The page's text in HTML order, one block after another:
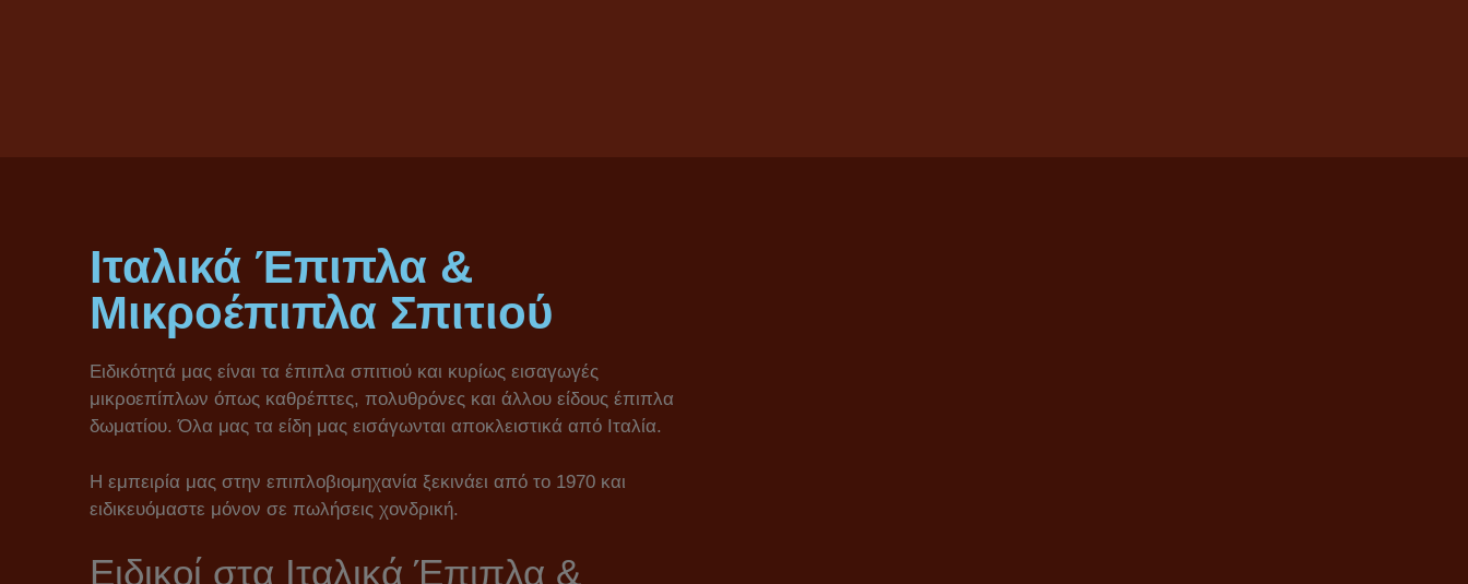
Ιταλικά Έπιπλα &
Μικροέπιπλα Σπιτιού
Ειδικότητά μας είναι τα έπιπλα σπιτιού και κυρίως εισαγωγές
μικροεπίπλων όπως καθρέπτες, πολυθρόνες και άλλου είδους έπιπλα
δωματίου. Όλα μας τα είδη μας εισάγωνται αποκλειστικά από Ιταλία.
Η εμπειρία μας στην επιπλοβιομηχανία ξεκινάει από το 1970 και
ειδικευόμαστε μόνον σε πωλήσεις χονδρική.
Ειδικοί στα Ιταλικά Έπιπλα &